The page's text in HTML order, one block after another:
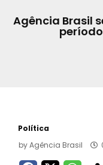
o
Agência Brasil
Política
byAgência Brasil